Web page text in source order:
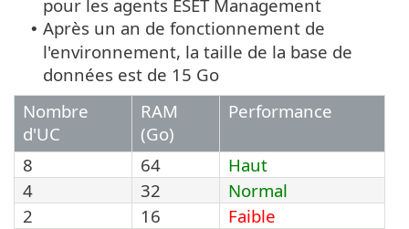
pour les agents ESET Management
• Après un an de fonctionnement de
l'environnement, la taille de la base de
données est de 15 Go
Nombre
d'UC
RAM
(Go)
Performance
8 64
Haut
4
32
Normal
2
16
Faible